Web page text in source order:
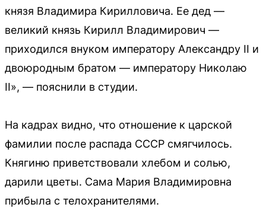
князя Владимира Кирилловича. Ее дед —
великий князь Кирилл Владимирович —
приходился внуком императору Александру II и
двоюродным братом — императору Николаю
II», — пояснили в студии.
На кадрах видно, что отношение к царской
фамилии после распада СССР смягчилось.
Княгиню приветствовали хлебом и солью,
дарили цветы. Сама Мария Владимировна
прибыла с телохранителями.